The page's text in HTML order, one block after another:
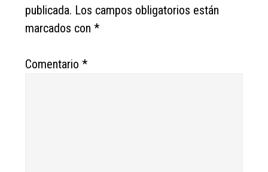
publicada. Los campos obligatorios están
marcados con*
Comentario*